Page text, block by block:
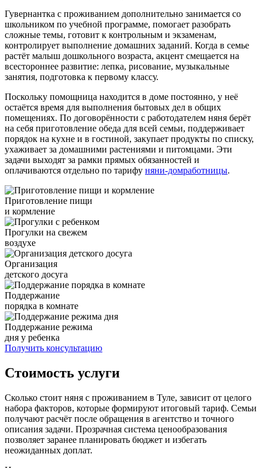
Гувернантка с проживанием дополнительно занимается со
школьником по учебной программе, помогает разобрать
сложные темы, готовит к контрольным и экзаменам,
контролирует выполнение домашних заданий. Когда в семье
растёт малыш дошкольного возраста, акцент смещается на
всестороннее развитие: лепка, рисование, музыкальные
занятия, подготовка к первому классу.
Поскольку помощница находится в доме постоянно, у неё
остаётся время для выполнения бытовых дел в общих
помещениях. По договорённости с работодателем няня берёт
на себя приготовление обеда для всей семьи, поддерживает
порядок на кухне и в гостиной, закупает продукты по списку,
ухаживает за домашними растениями и питомцами. Эти
задачи выходят за рамки прямых обязанностей и
оплачиваются отдельно по тарифу няни-домработницы.
Приготовление пищи
и кормление
Прогулки на свежем
воздухе
Организация
детского досуга
Поддержание
порядка в комнате
Поддержание режима
дня у ребенка
Получить консультацию
Стоимость услуги
Сколько стоит няня с проживанием в Туле, зависит от целого
набора факторов, которые формируют итоговый тариф. Семьи
получают расчёт после обращения в агентство и точного
описания задачи. Прозрачная система ценообразования
позволяет заранее планировать бюджет и избегать
неожиданных доплат.